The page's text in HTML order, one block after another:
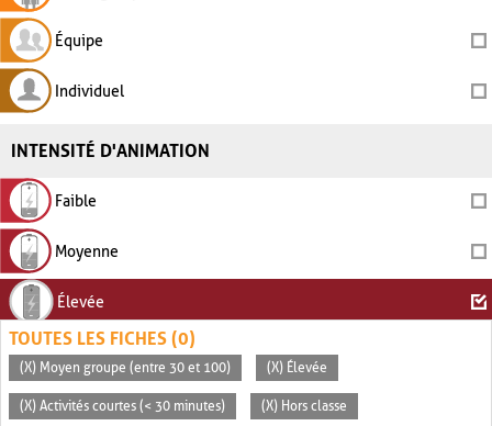
Équipe
Individuel
INTENSITÉ D'ANIMATION
Faible
Moyenne
Élevée
TOUTES LES FICHES (0)
(X) Moyen groupe (entre 30 et 100) (X) Élevée
(X) Activités courtes (< 30 minutes) (X) Hors classe